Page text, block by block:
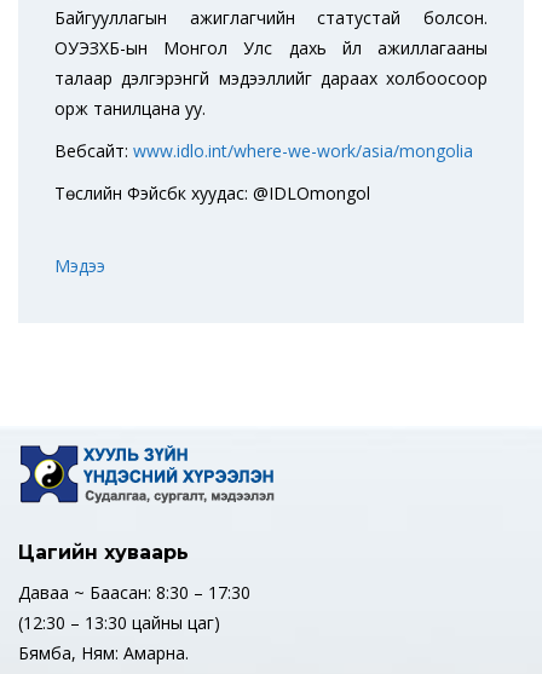
Байгууллагын ажиглагчийн статустай болсон.
ОУЭЗХБ-ын Монгол Улс дахь үйл ажиллагааны
талаар дэлгэрэнгүй мэдээллийг дараах холбоосоор
орж танилцана уу.
Вебсайт: www.idlo.int/where-we-work/asia/mongolia
Төслийн Фэйсбүүк хуудас: @IDLOmongol
Мэдээ
Цагийн хуваарь
Даваа ~ Баасан: 8:30 – 17:30
(12:30 – 13:30 цайны цаг)
Бямба, Ням: Амарна.